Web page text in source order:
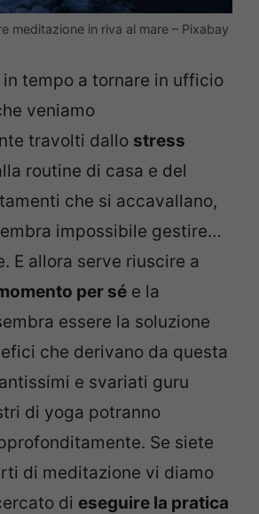
meditazione in riva al mare – Pixabay
tempo a tornare in ufficio
veniamo
travolti dallo stress
routine di casa e del
che si accavallano,
impossibile gestire…
E allora serve riuscire a
per sé e la
essere la soluzione
che derivano da questa
e svariati guru
di yoga potranno
Se siete
di meditazione vi diamo
di eseguire la pratica